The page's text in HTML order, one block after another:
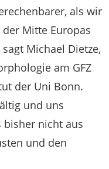
als wir
Mitte Europas
Michael Dietze,
am GFZ
der Uni Bonn.
und uns
bisher nicht aus
und den